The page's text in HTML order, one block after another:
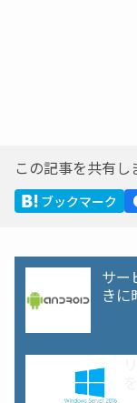
この記事を共有し
ブックマーク
サー
きに